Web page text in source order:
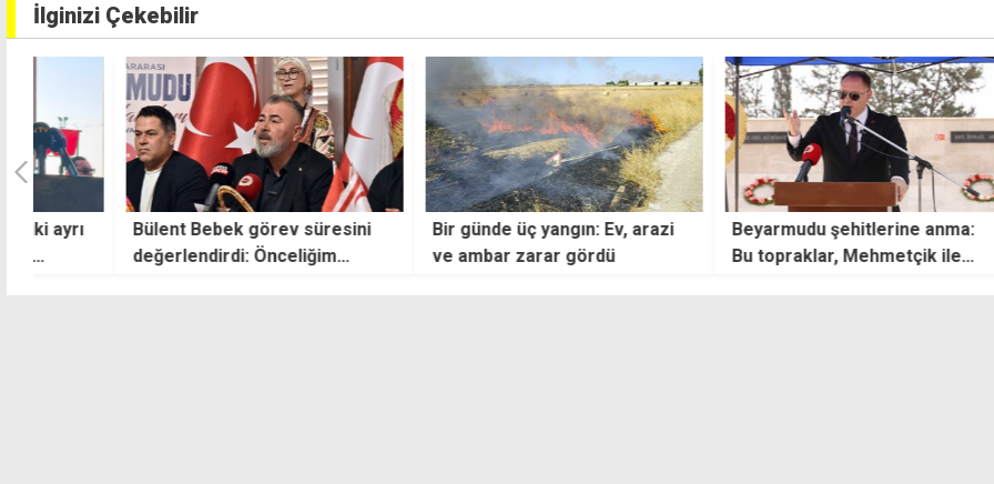
İlginizi Çekebilir
Bülent Bebek görev süresini
değerlendirdi: Önceliğim
Bir günde üç yangın: Ev, arazi
ve ambar zarar gördü
Beyarmudu şehitlerine anma:
Bu topraklar, Mehmetçik ile